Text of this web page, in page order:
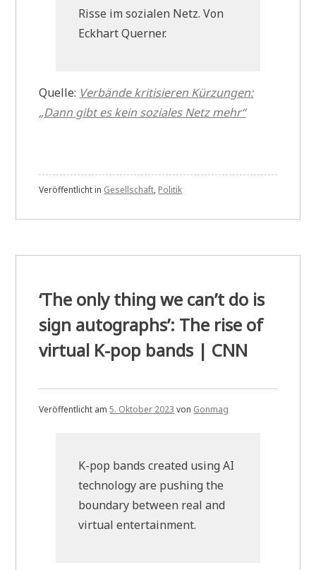
Risse im sozialen Netz. Von
Eckhart Querner.
Quelle: Verbände kritisieren Kürzungen:
„Dann gibt es kein soziales Netz mehr“
Veröffentlicht in Gesellschaft, Politik
‘The only thing we can’t do is
sign autographs’: The rise of
virtual K-pop bands | CNN
Veröffentlicht am5. Oktober 2023 von Gonmag
K-pop bands created using AI
technology are pushing the
boundary between real and
virtual entertainment.